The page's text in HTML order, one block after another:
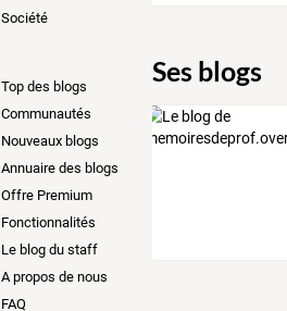
Société
Top des blogs
Communautés
Nouveaux blogs
Annuaire des blogs
Offre Premium
Fonctionnalités
Le blog du staff
A propos de nous
FAQ
Ses blogs